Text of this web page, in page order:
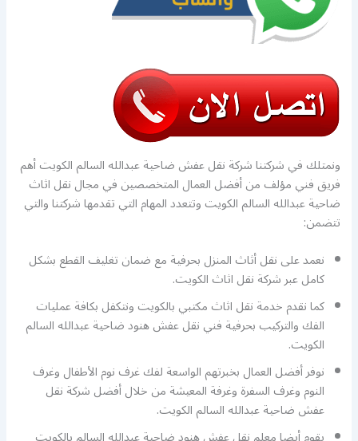
ونمتلك في شركتنا شركة نقل عفش ضاحية عبدالله السالم الكويت أهم
فريق فني مؤلف من أفضل العمال المتخصصين في مجال نقل اثاث
ضاحية عبدالله السالم الكويت وتتعدد المهام التي تقدمها شركتنا والتي
تتضمن:
نعمد على نقل أثاث المنزل بحرفية مع ضمان تغليف القطع بشكل
كامل عبر شركة نقل اثاث الكويت.
كما نقدم خدمة نقل اثاث مكتبي بالكويت ونتكفل بكافة عمليات
الفك والتركيب بحرفية فني نقل عفش هنود ضاحية عبدالله السالم
الكويت.
نوفر أفضل العمال بخبرتهم الواسعة لفك غرف نوم الأطفال وغرف
النوم وغرف السفرة وغرفة المعيشة من خلال أفضل شركة نقل
عفش ضاحية عبدالله السالم الكويت.